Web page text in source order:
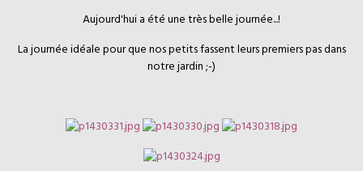
Aujourd'hui a été une très belle journée...!
La journée idéale pour que nos petits fassent leurs premiers pas dans
notre jardin ;-)